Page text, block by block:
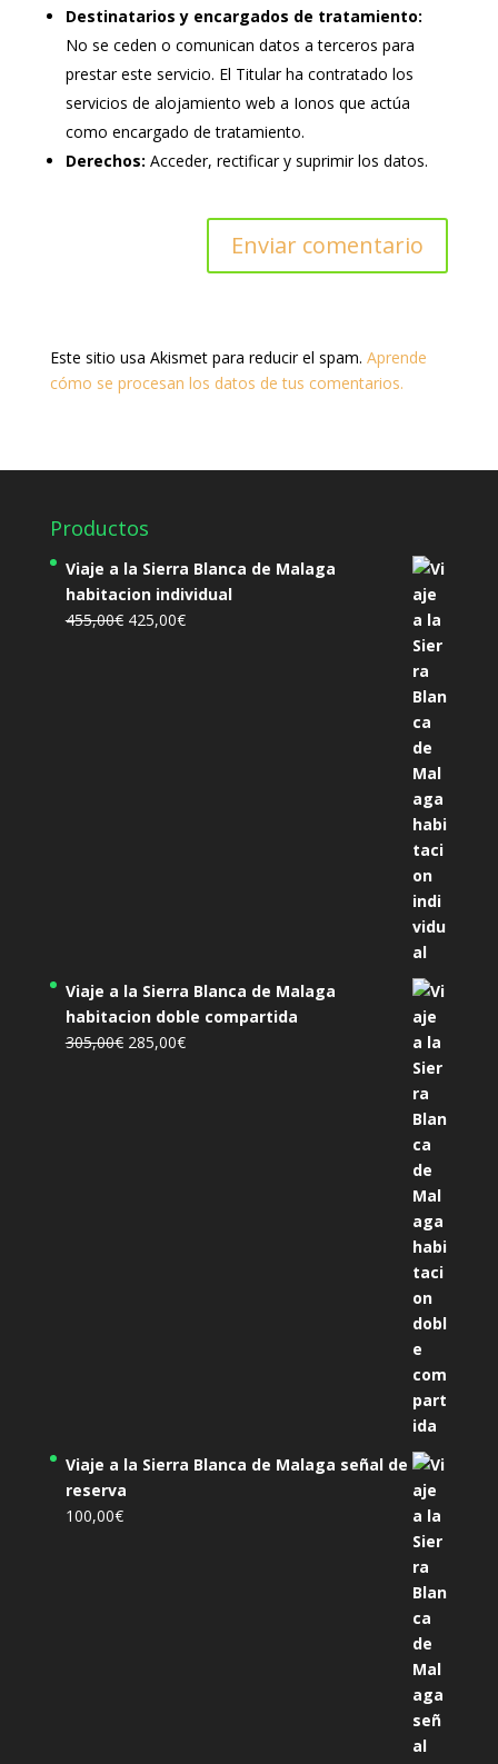
Destinatarios y encargados de tratamiento:
No se ceden o comunican datos a terceros para
prestar este servicio. El Titular ha contratado los
servicios de alojamiento web a Ionos que actúa
como encargado de tratamiento.
Derechos: Acceder, rectificar y suprimir los datos.
Este sitio usa Akismet para reducir el spam. Aprende
cómo se procesan los datos de tus comentarios.
Productos
Viaje a la Sierra Blanca de Malaga
habitacion individual
455,00€ El
425,00€El
Viaje a la Sierra Blanca de Malaga
habitacion doble compartida
305,00€ El
285,00€El
Viaje a la Sierra Blanca de Malaga señal de
reserva
100,00€